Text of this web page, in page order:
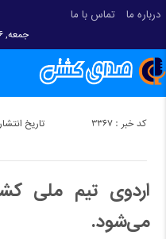
درباره ما تماس با ما
جمعه, ۱۶ مرداد , ۱۴۰۵
تاریخ انتشار : دوشنبه کد خبر : 3367
اردوی تیم ملی
می‌شود.